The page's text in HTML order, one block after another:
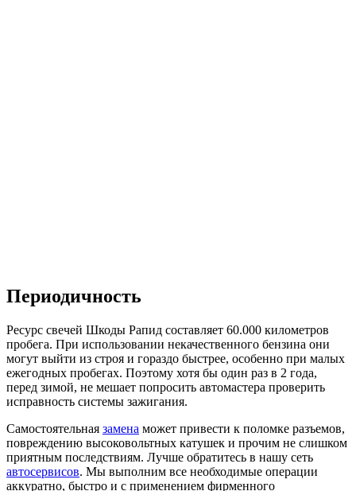
Периодичность
Ресурс свечей Шкоды Рапид составляет 60.000 километров
пробега. При использовании некачественного бензина они
могут выйти из строя и гораздо быстрее, особенно при малых
ежегодных пробегах. Поэтому хотя бы один раз в 2 года,
перед зимой, не мешает попросить автомастера проверить
исправность системы зажигания.
Самостоятельная замена может привести к поломке разъемов,
повреждению высоковольтных катушек и прочим не слишком
приятным последствиям. Лучше обратитесь в нашу сеть
автосервисов. Мы выполним все необходимые операции
аккуратно, быстро и с применением фирменного